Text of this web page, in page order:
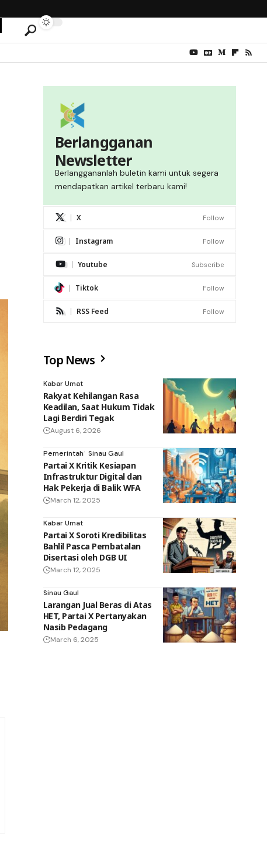
Berlangganan
Newsletter
Berlanggananlah buletin kami untuk segera
mendapatkan artikel terbaru kami!
X Follow
Instagram Follow
Youtube Subscribe
Tiktok Follow
RSS Feed Follow
Top News
Kabar Umat
Rakyat Kehilangan Rasa
Keadilan, Saat Hukum Tidak
Lagi Berdiri Tegak
August 6, 2026
Pemerintah Sinau Gaul
Partai X Kritik Kesiapan
Infrastruktur Digital dan
Hak Pekerja di Balik WFA
March 12, 2025
Kabar Umat
Partai X Soroti Kredibilitas
Bahlil Pasca Pembatalan
Disertasi oleh DGB UI
March 12, 2025
Sinau Gaul
Larangan Jual Beras di Atas
HET, Partai X Pertanyakan
Nasib Pedagang
March 6, 2025